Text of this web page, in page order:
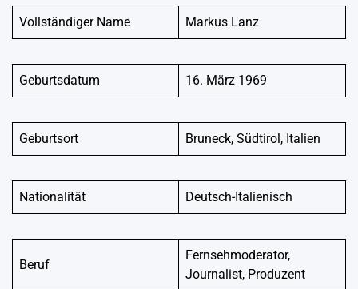
Vollständiger Name Markus Lanz
Geburtsdatum 16. März 1969
Geburtsort Bruneck, Südtirol, Italien
Nationalität Deutsch-Italienisch
Beruf
Fernsehmoderator,
Journalist, Produzent